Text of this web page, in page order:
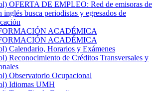
OFERTA DE EMPLEO: Red de emisoras de
inglés busca periodistas y egresados de
ACADÉMICA
ACADÉMICA
Calendario, Horarios y Exámenes
Reconocimiento de Créditos Transversales y
Observatorio Ocupacional
Idiomas UMH